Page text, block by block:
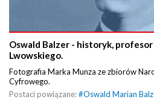
Oswald Balzer - historyk,
Lwowskiego.
Fotografia Marka Munza ze zbiorów
Cyfrowego.
Postaci powiązane:#Oswald Marian